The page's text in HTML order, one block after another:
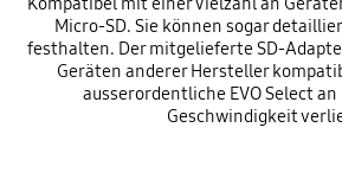
Micro-SD. Sie können sogar
festhalten. Der mitgelieferte SD-
Geräten anderer Hersteller
ausserordentliche EVO Select
Geschwindigkeit